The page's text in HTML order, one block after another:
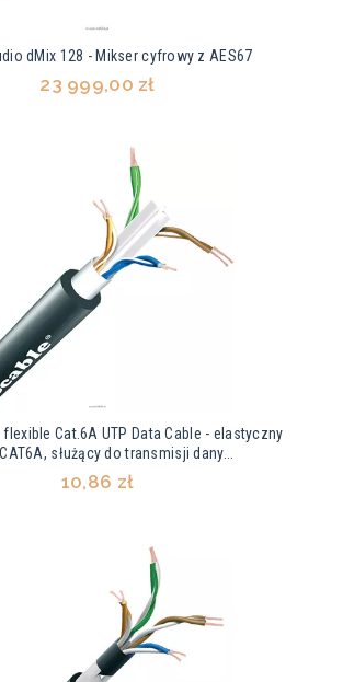
dMix 128 - Mikser cyfrowy z AES67
23 999,00 zł
flexible Cat.6A UTP Data Cable - elastyczny
służący do transmisji dany...
10,86 zł